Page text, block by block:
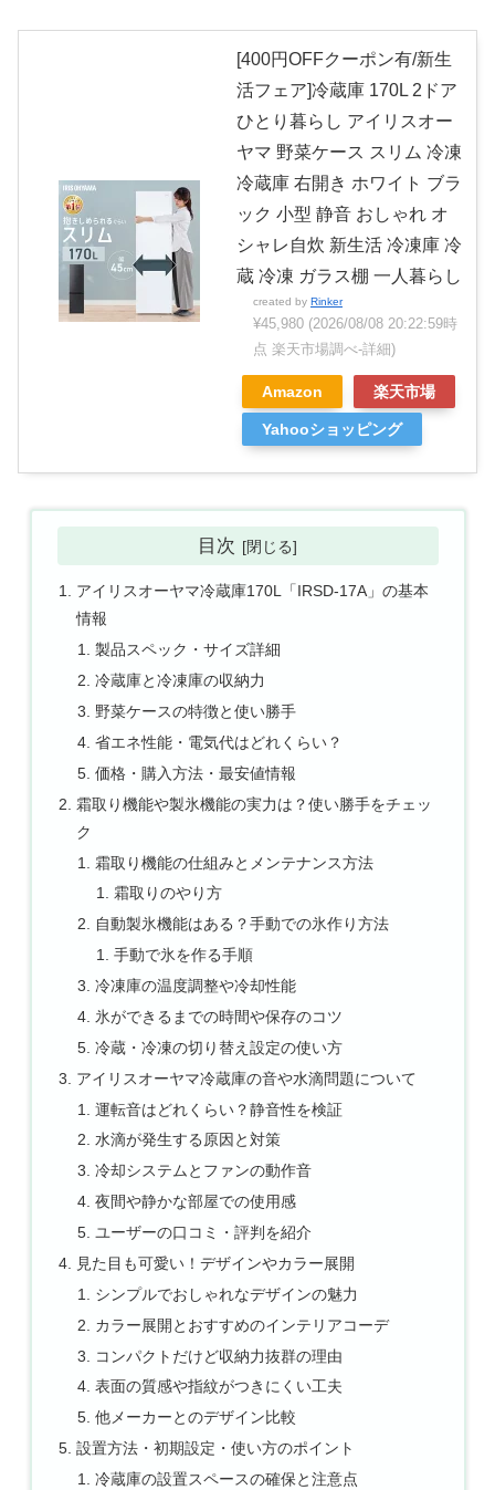
[400円OFFクーポン有/新生
活フェア]冷蔵庫 170L 2ドア
ひとり暮らし アイリスオー
ヤマ 野菜ケース スリム 冷凍
冷蔵庫 右開き ホワイト ブラ
ック 小型 静音 おしゃれ オ
シャレ自炊 新生活 冷凍庫 冷
蔵 冷凍 ガラス棚 一人暮らし
created by Rinker
¥45,980 (2026/08/08 20:22:59時
点 楽天市場調べ-詳細)
Amazon 楽天市場
Yahooショッピング
目次
アイリスオーヤマ冷蔵庫170L「IRSD-17A」の基本
情報
製品スペック・サイズ詳細
冷蔵庫と冷凍庫の収納力
野菜ケースの特徴と使い勝手
省エネ性能・電気代はどれくらい？
価格・購入方法・最安値情報
霜取り機能や製氷機能の実力は？使い勝手をチェッ
ク
霜取り機能の仕組みとメンテナンス方法
霜取りのやり方
自動製氷機能はある？手動での氷作り方法
手動で氷を作る手順
冷凍庫の温度調整や冷却性能
氷ができるまでの時間や保存のコツ
冷蔵・冷凍の切り替え設定の使い方
アイリスオーヤマ冷蔵庫の音や水滴問題について
運転音はどれくらい？静音性を検証
水滴が発生する原因と対策
冷却システムとファンの動作音
夜間や静かな部屋での使用感
ユーザーの口コミ・評判を紹介
見た目も可愛い！デザインやカラー展開
シンプルでおしゃれなデザインの魅力
カラー展開とおすすめのインテリアコーデ
コンパクトだけど収納力抜群の理由
表面の質感や指紋がつきにくい工夫
他メーカーとのデザイン比較
設置方法・初期設定・使い方のポイント
冷蔵庫の設置スペースの確保と注意点